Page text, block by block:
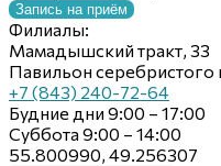
Запись на приём
Филиалы:
Мамадышский тракт, 33
Павильон серебристого
+7 (843) 240-72-64
Будние дни 9:00 – 17:00
Суббота 9:00 – 14:00
55.800990, 49.256307